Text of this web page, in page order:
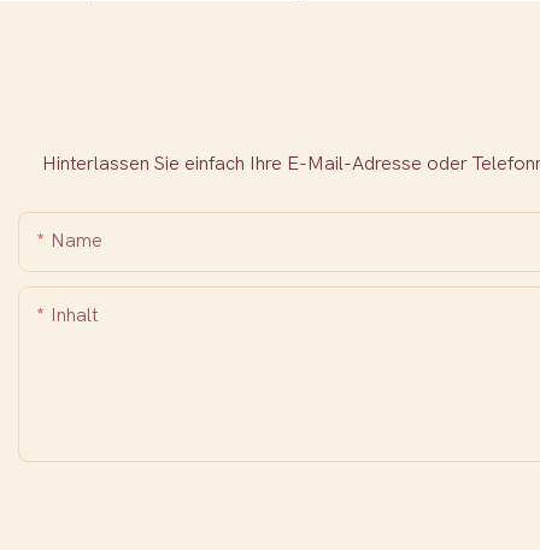
Hinterlassen Sie einfach Ihre E-Mail-Adresse oder
Name
Inhalt